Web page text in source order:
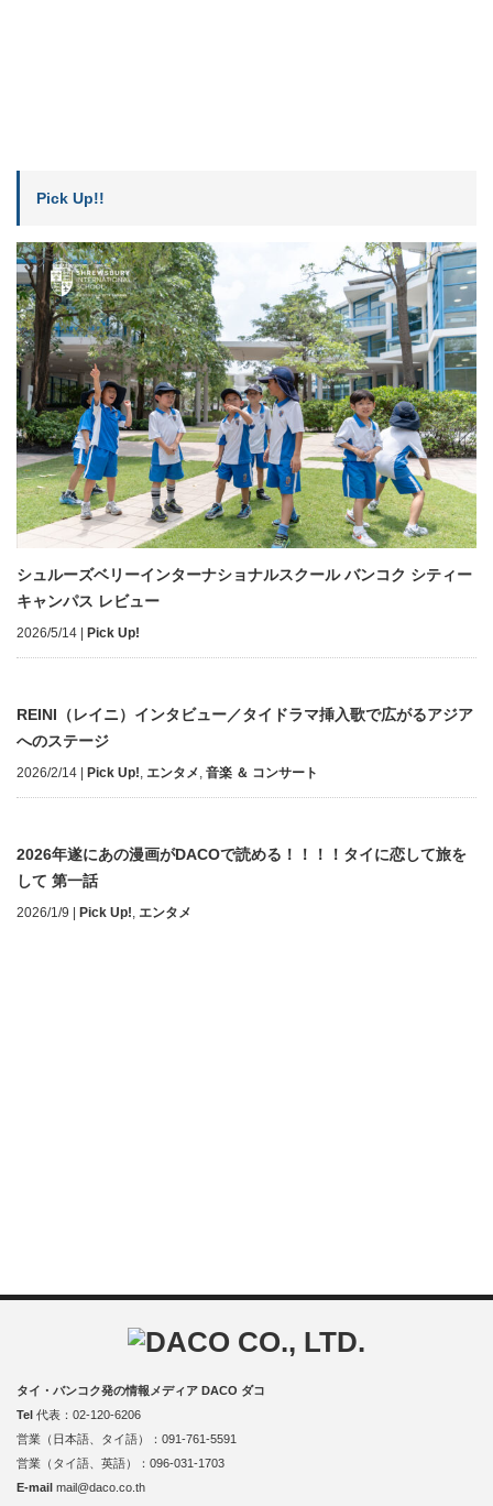
Pick Up!!
シュルーズベリーインターナショナルスクール バンコク シティー
キャンパス レビュー
2026/5/14 Pick Up!
REINI（レイニ）インタビュー／タイドラマ挿入歌で広がるアジア
へのステージ
2026/2/14 Pick Up!, エンタメ, 音楽 ＆ コンサート
2026年遂にあの漫画がDACOで読める！！！！タイに恋して旅を
して 第一話
2026/1/9 Pick Up!, エンタメ
タイ・バンコク発の情報メディア DACO ダコ
Tel 代表：02-120-6206
営業（日本語、タイ語）：091-761-5591
営業（タイ語、英語）：096-031-1703
E-mail mail@daco.co.th